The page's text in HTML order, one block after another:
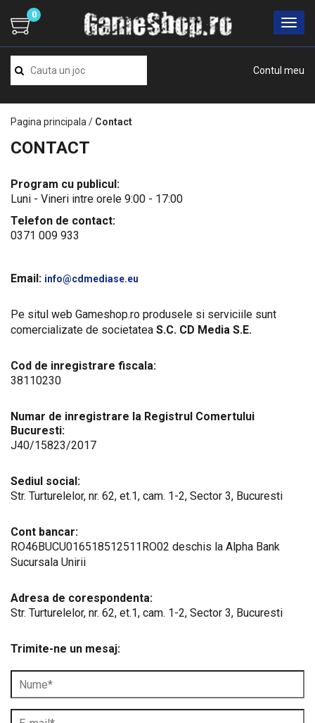
Contul meu
0
Pagina principala / Contact
CONTACT
Program cu publicul:
Luni - Vineri intre orele 9:00 - 17:00
Telefon de contact:
0371 009 933
Email: info@cdmediase.eu
Pe situl web Gameshop.ro produsele si serviciile sunt
comercializate de societatea S.C. CD Media S.E.
Cod de inregistrare fiscala:
38110230
Numar de inregistrare la Registrul Comertului
Bucuresti:
J40/15823/2017
Sediul social:
Str. Turturelelor, nr. 62, et.1, cam. 1-2, Sector 3, Bucuresti
Cont bancar:
RO46BUCU016518512511RO02 deschis la Alpha Bank
Sucursala Unirii
Adresa de corespondenta:
Str. Turturelelor, nr. 62, et.1, cam. 1-2, Sector 3, Bucuresti
Trimite-ne un mesaj: